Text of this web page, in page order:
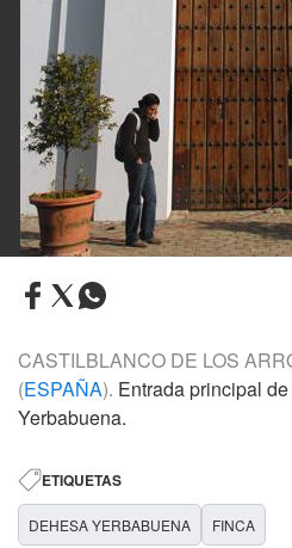
CASTILBLANCO DE LOS
(ESPAÑA). Entrada principal
Yerbabuena.
ETIQUETAS
DEHESA YERBABUENA FINCA